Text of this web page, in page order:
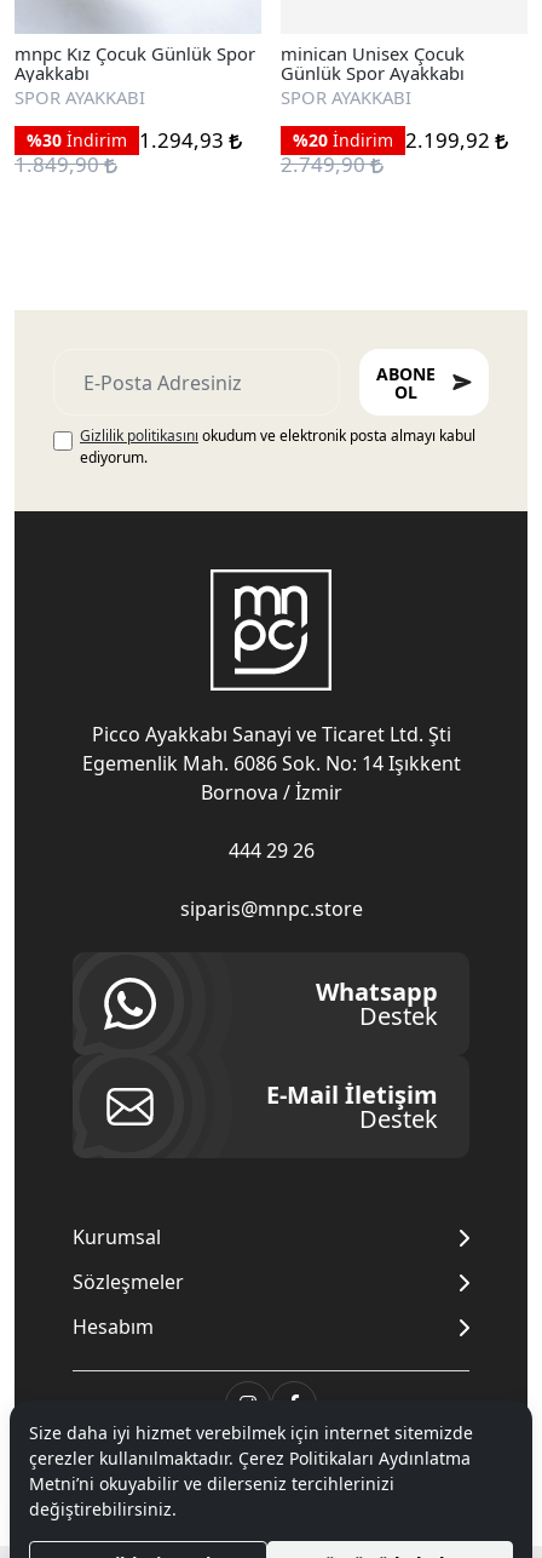
mnpc Kız Çocuk Günlük Spor
Ayakkabı
SPOR AYAKKABI
%30 İndirim
1.294,93
1.849,90
minican Unisex Çocuk
Günlük Spor Ayakkabı
SPOR AYAKKABI
%20 İndirim 2.199,92
2.749,90
ABONE
OL
Gizlilik politikasını okudum ve elektronik posta almayı kabul
ediyorum.
Picco Ayakkabı Sanayi ve Ticaret Ltd. Şti
Egemenlik Mah. 6086 Sok. No: 14 Işıkkent
Bornova / İzmir
444 29 26
siparis@mnpc.store
Whatsapp
Destek
E-Mail İletişim
Destek
Kurumsal
Sözleşmeler
Hesabım
© 2020Mnpc. Tüm hakları saklıdır.
Size daha iyi hizmet verebilmek için internet sitemizde
çerezler kullanılmaktadır. Çerez Politikaları Aydınlatma
Metni’ni okuyabilir ve dilerseniz tercihlerinizi
değiştirebilirsiniz.